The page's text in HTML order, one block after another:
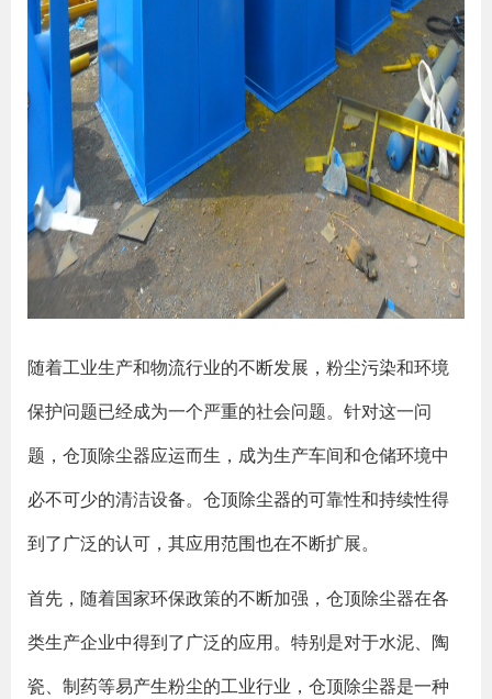
随着工业生产和物流行业的不断发展，粉尘污染和环境
保护问题已经成为一个严重的社会问题。针对这一问
题，仓顶除尘器应运而生，成为生产车间和仓储环境中
必不可少的清洁设备。仓顶除尘器的可靠性和持续性得
到了广泛的认可，其应用范围也在不断扩展。
首先，随着国家环保政策的不断加强，仓顶除尘器在各
类生产企业中得到了广泛的应用。特别是对于水泥、陶
瓷、制药等易产生粉尘的工业行业，仓顶除尘器是一种